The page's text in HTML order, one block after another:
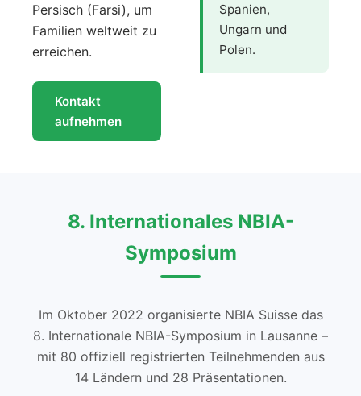
Persisch (Farsi), um
Familien weltweit zu
erreichen.
Kontakt
aufnehmen
Spanien,
Ungarn und
Polen.
8. Internationales NBIA-
Symposium
Im Oktober 2022 organisierte NBIA Suisse das
8. Internationale NBIA-Symposium in Lausanne –
mit 80 offiziell registrierten Teilnehmenden aus
14 Ländern und 28 Präsentationen.